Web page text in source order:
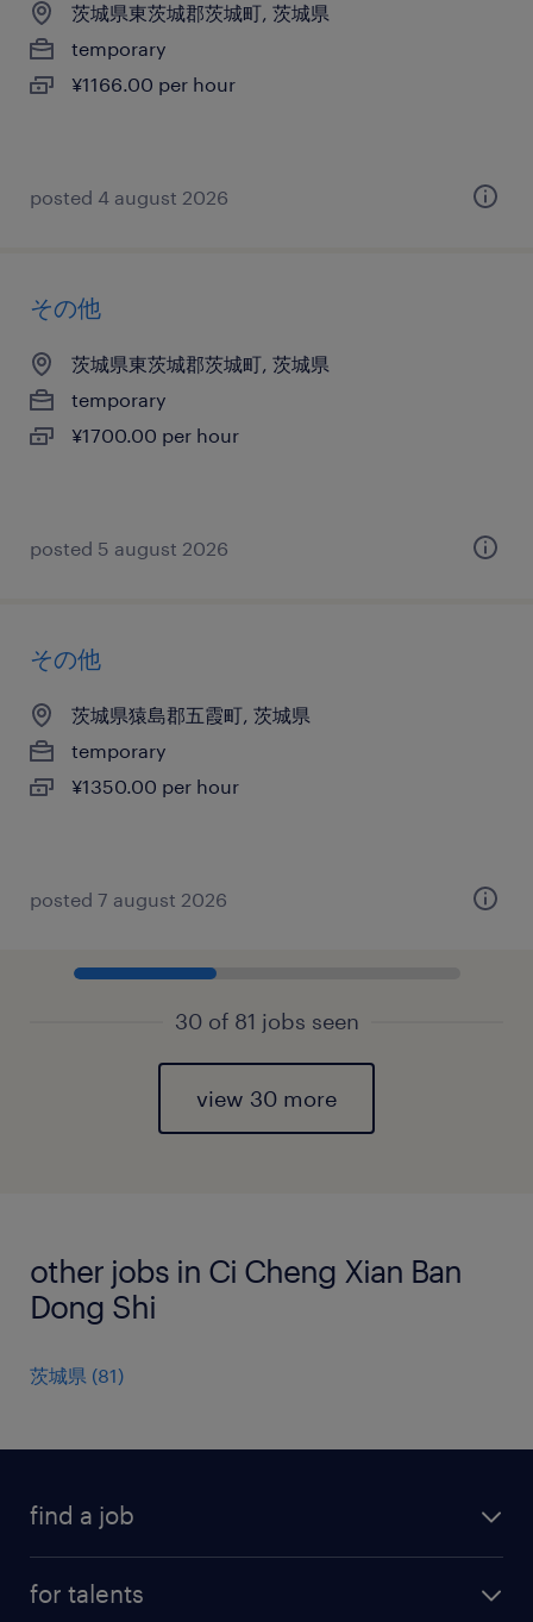
茨城県東茨城郡茨城町, 茨城県
temporary
¥1166.00 per hour
posted 4 august 2026
その他
茨城県東茨城郡茨城町, 茨城県
temporary
¥1700.00 per hour
posted 5 august 2026
その他
茨城県猿島郡五霞町, 茨城県
temporary
¥1350.00 per hour
posted 7 august 2026
30 of 81 jobs seen
view 30 more
other jobs in Ci Cheng Xian Ban
Dong Shi
茨城県 (81)
find a job
for talents